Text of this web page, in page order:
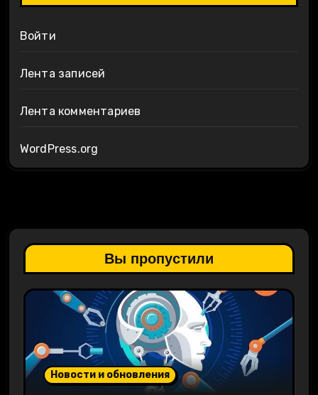
Войти
Лента записей
Лента комментариев
WordPress.org
Вы пропустили
Новости и обновления